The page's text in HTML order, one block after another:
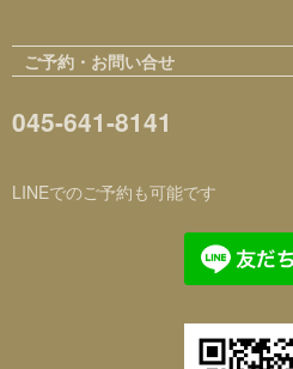
ご予約・お問い合せ
045-641-8141
LINEでのご予約も可能です